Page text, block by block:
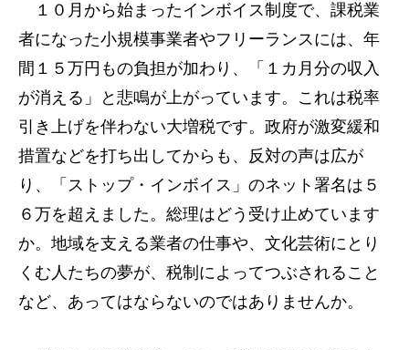
１０月から始まったインボイス制度で、課税業
者になった小規模事業者やフリーランスには、年
間１５万円もの負担が加わり、「１カ月分の収入
が消える」と悲鳴が上がっています。これは税率
引き上げを伴わない大増税です。政府が激変緩和
措置などを打ち出してからも、反対の声は広が
り、「ストップ・インボイス」のネット署名は５
６万を超えました。総理はどう受け止めています
か。地域を支える業者の仕事や、文化芸術にとり
くむ人たちの夢が、税制によってつぶされること
など、あってはならないのではありませんか。